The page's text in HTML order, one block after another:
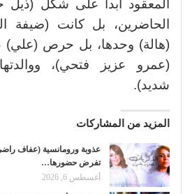
المعقود أبدا على شكل
الحاضرين، بل كانت (ضيفة
(هالة) وحدها، بل حرص (علي)
(عمرو عزيز فتحي)،
شديد).
المزيد من المشاركات
عذوبة ورومانسية (عفاف
تفرض حضورها…
أغسطس 6, 2026